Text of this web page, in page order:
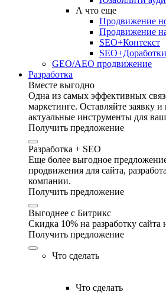
А что еще
Продвижение
Продвижение
SEO+Контекст
SEO+Доработки
GEO/AEO продвижение
Разработка
Вместе выгодно
Одна из самых эффективных
маркетинге. Оставляйте заявку
актуальные инструменты для
Получить предложение
Разработка + SEO
Еще более выгодное
продвижения для сайта,
компании.
Получить предложение
Выгоднее с Битрикс
Скидка 10% на разработку
Получить предложение
Что сделать
Что сделать